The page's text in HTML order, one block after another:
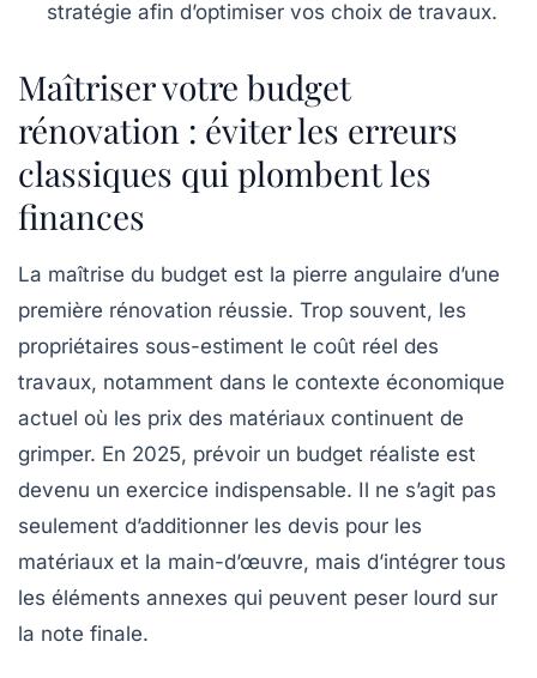
stratégie afin d’optimiser vos choix de travaux.
Maîtriser votre budget
rénovation : éviter les erreurs
classiques qui plombent les
finances
La maîtrise du budget est la pierre angulaire d’une
première rénovation réussie. Trop souvent, les
propriétaires sous-estiment le coût réel des
travaux, notamment dans le contexte économique
actuel où les prix des matériaux continuent de
grimper. En 2025, prévoir un budget réaliste est
devenu un exercice indispensable. Il ne s’agit pas
seulement d’additionner les devis pour les
matériaux et la main-d’œuvre, mais d’intégrer tous
les éléments annexes qui peuvent peser lourd sur
la note finale.